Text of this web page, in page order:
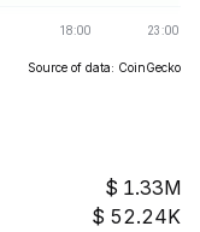
Source of data: CoinGecko
1.33M
52.24K